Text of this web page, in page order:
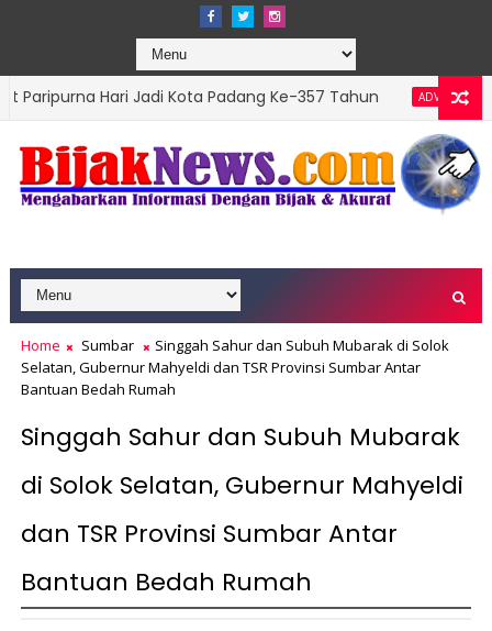
Jadi Kota Padang Ke-357 Tahun ADVERTORIAL
DPRD
Home Sumbar
Singgah Sahur dan Subuh Mubarak di Solok
Selatan, Gubernur Mahyeldi dan TSR Provinsi Sumbar Antar
Bantuan Bedah Rumah
Singgah Sahur dan Subuh Mubarak
di Solok Selatan, Gubernur Mahyeldi
dan TSR Provinsi Sumbar Antar
Bantuan Bedah Rumah